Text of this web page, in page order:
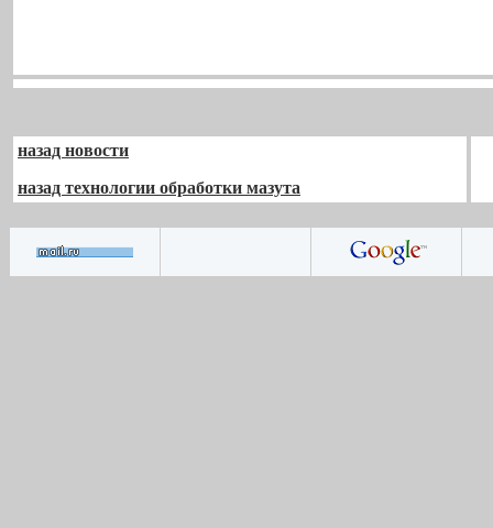
назад новости
назад технологии обработки мазута